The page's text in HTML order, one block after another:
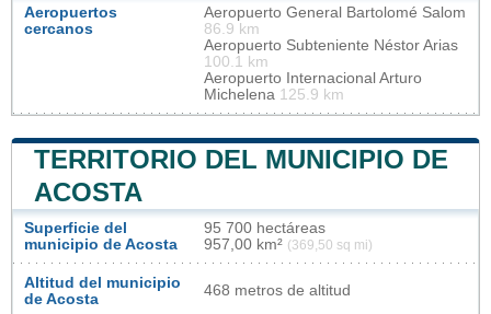
Aeropuertos
cercanos
Aeropuerto General Bartolomé Salom
86.9 km
Aeropuerto Subteniente Néstor Arias
100.1 km
Aeropuerto Internacional Arturo
Michelena 125.9 km
TERRITORIO DEL MUNICIPIO DE
ACOSTA
Superficie del
municipio de Acosta
95 700 hectáreas
957,00 km² (369,50 sq mi)
Altitud del municipio
de Acosta
468 metros de altitud